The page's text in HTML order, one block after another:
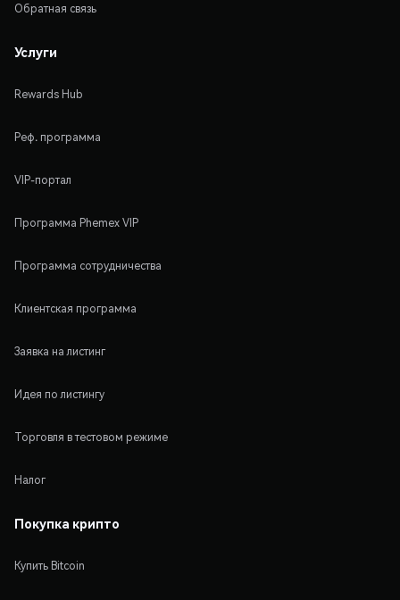
Обратная связь
Услуги
Rewards Hub
Реф. программа
VIP-портал
Программа Phemex VIP
Программа сотрудничества
Клиентская программа
Заявка на листинг
Идея по листингу
Торговля в тестовом режиме
Налог
Покупка крипто
Купить Bitcoin